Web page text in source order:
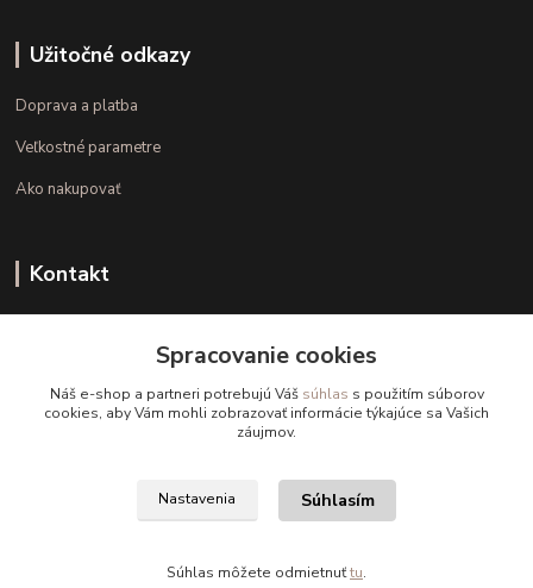
Užitočné odkazy
Doprava a platba
Veľkostné parametre
Ako nakupovať
Kontakt
(Po.-Pi. 10.00 - 15.00)
info@kvalitnaBielizen.sk
Copyright © kvalitnabielizen.sk
Spracovanie cookies
Náš e-shop a partneri potrebujú Váš súhlas s použitím súborov
cookies, aby Vám mohli zobrazovať informácie týkajúce sa Vašich
záujmov.
Nastavenia Súhlasím
Súhlas môžete odmietnuťtu.